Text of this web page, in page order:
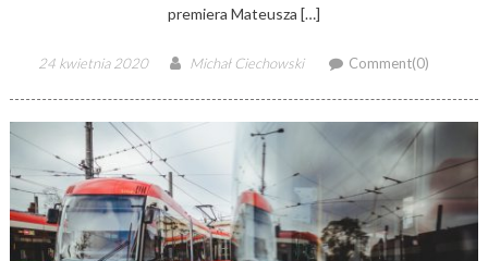
premiera Mateusza […]
Posted
24 kwietnia 2020 Author
Michał Ciechowski Comment(0)